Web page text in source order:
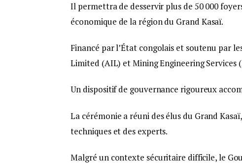
Il permettra de desservir plus de 50 000
économique de la région du Grand Kasaï.
Financé par l’État congolais et soutenu par
Limited (AIL) et Mining Engineering Services
Un dispositif de gouvernance rigoureux
La cérémonie a réuni des élus du Grand
techniques et des experts.
Malgré un contexte sécuritaire difficile, le